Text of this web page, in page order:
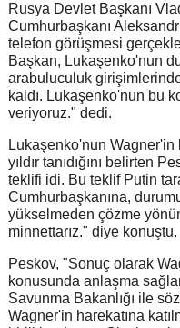
Rusya Devlet Başkanı
Cumhurbaşkanı
telefon görüşmesi
Başkan, Lukaşenko'nun
arabuluculuk
kaldı. Lukaşenko'nun bu
veriyoruz." dedi.
Lukaşenko'nun
yıldır tanıdığını belirten
teklifi idi. Bu teklif Putin
Cumhurbaşkanına,
yükselmeden çözme
minnettarız." diye konuştu.
Peskov, "Sonuç olarak
konusunda anlaşma
Savunma Bakanlığı ile
Wagner'in harekatına